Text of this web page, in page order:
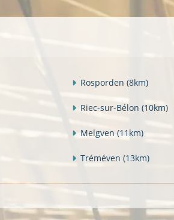
Rosporden (8km)
Riec-sur-Bélon (10km)
Melgven (11km)
Tréméven (13km)